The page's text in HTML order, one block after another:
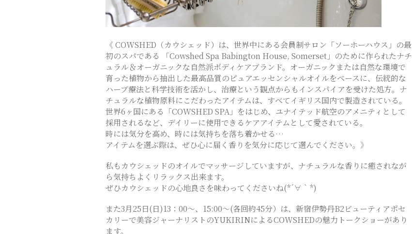
《 COWSHED（カウシェッド）は、世界中にある会員制サロン「ソーホーハウス」の最
初のスパである 「Cowshed Spa Babington House, Somerset」のために作られたナチ
ュラル＆オーガニックな自然派ボディケアブランド。オーガニックまたは自然な環境で
育った植物から抽出した最高品質のピュアエッセンシャルオイルをベースに、伝統的な
ハーブ療法と科学技術を活かし、治療という観点からもインスパイアを受けた処方。ナ
チュラルな植物原料にこだわったアイテムは、すべてイギリス国内で製造されている。
世界6ヶ国にある「COWSHED SPA」をはじめ、ユナイテッド航空のアメニティとして
採用されるなど、デイリーに使用できるケアアイテムとして愛されている。
時には気分を高め、時には気持ちを落ち着かせる…
アイテムを選ぶ際は、ぜひ心に届く香りを気分に応じて選んでください。》
私もカウシェッドのオイルでマッサージしていますが、ナチュラルな香りに癒されなが
ら気持ちよくリラックス出来ます。
ぜひカウシェッドの心地良さを味わってくださいね(*´∀｀*)
また3月25日(日)13：00～、15:00～(各回約45分）は、新宿伊勢丹B2ビューティアポセ
カリーで美容ジャーナリストのYUKIRINによるCOWSHEDの魅力トークショーがあり
ます。